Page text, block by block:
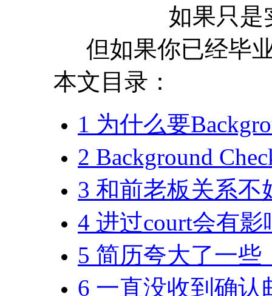
如果只是
但如果你已经毕
本文目录：
1 为什么要
2 Background
3 和前老板关系
4 进过court会有影
5 简历夸大了一些
6 一直没收到确认